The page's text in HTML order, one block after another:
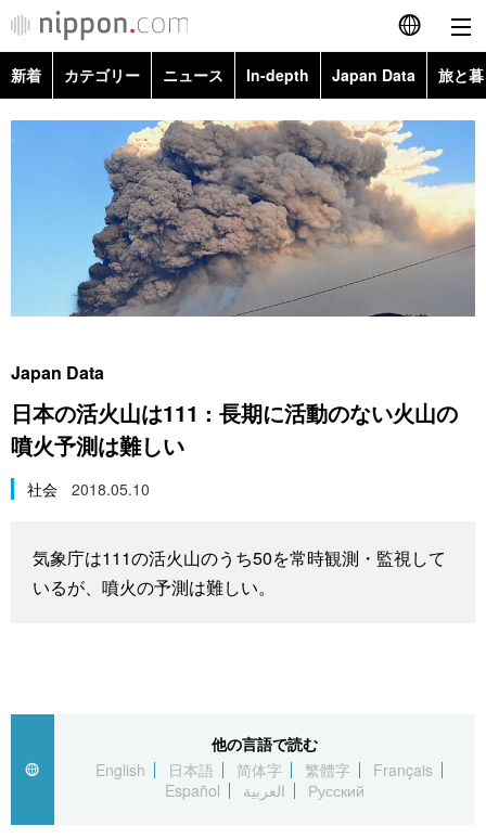
English
简体字
繁體字
Français
Русский
カテゴリー
政治・外交
社会
科学・技術
ニュース
旅と暮らし
Books
Images
People
新着 カテゴリー ニュース In-depth Japan Data 旅と
政治・外交
経済・ビジネス
国際・海外
科学・技術
暮らし
Topics
Images
People
Japan Data
日本の活火山は111 : 長期に活動のない火山の
噴火予測は難しい
社会 2018.05.10
気象庁は111の活火山のうち50を常時観測・監視して
いるが、噴火の予測は難しい。
他の言語で読む
English
日本語 简体字 繁體字
Français
Español
العربية Русский